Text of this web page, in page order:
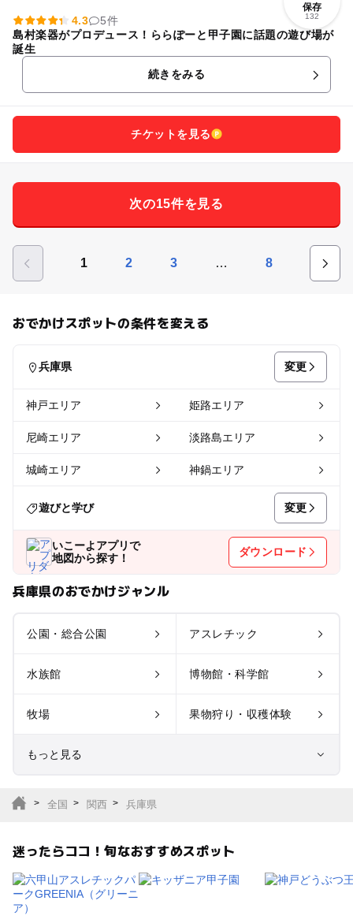
保存
132
4.3
5件
島村楽器がプロデュース！ららぽーと甲子園に話題の遊び場が
誕生
続きをみる
チケットを見る
次の15件を見る
1 2 3 … 8
おでかけスポットの条件を変える
兵庫県 変更
神戸エリア 姫路エリア
尼崎エリア 淡路島エリア
城崎エリア 神鍋エリア
遊びと学び 変更
いこーよアプリで
地図から探す！
ダウンロード
兵庫県のおでかけジャンル
公園・総合公園 アスレチック
水族館 博物館・科学館
牧場 果物狩り・収穫体験
もっと見る
サファリパーク
植物園・フラワーパー
ク
全国 関西 兵庫県
迷ったらココ！旬なおすすめスポット